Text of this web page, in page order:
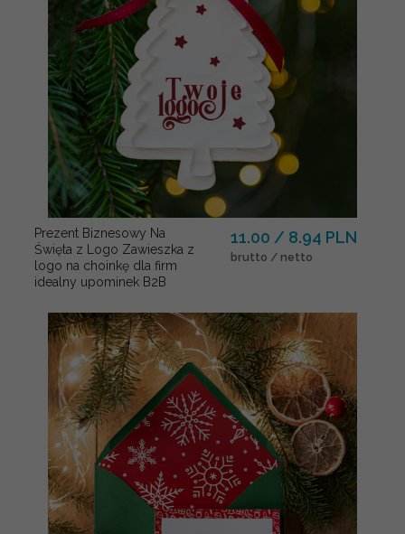
Prezent Biznesowy Na
Święta z Logo Zawieszka z
logo na choinkę dla firm
idealny upominek B2B
11.00 / 8.94 PLN
brutto / netto